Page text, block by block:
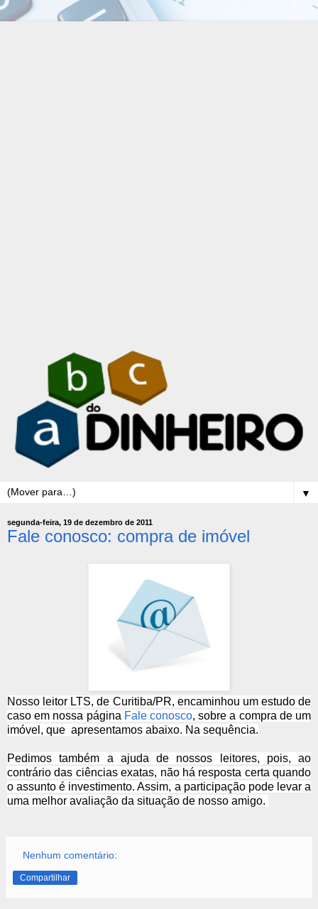
▼
segunda-feira, 19 de dezembro de 2011
Fale conosco: compra de imóvel
Nosso leitor LTS, de Curitiba/PR, encaminhou um estudo de
caso em nossa página Fale conosco, sobre a compra de um
imóvel, que apresentamos abaixo. Na sequência.
Pedimos também a ajuda de nossos leitores, pois, ao
contrário das ciências exatas, não há resposta certa quando
o assunto é investimento. Assim, a participação pode levar a
uma melhor avaliação da situação de nosso amigo.
Nenhum comentário:
Compartilhar